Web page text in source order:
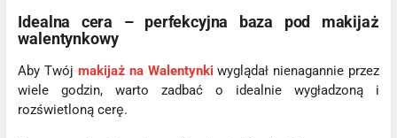
Idealna cera – perfekcyjna baza pod makijaż
walentynkowy
Aby Twój makijaż na Walentynki wyglądał nienagannie przez
wiele godzin, warto zadbać o idealnie wygładzoną i
rozświetloną cerę.